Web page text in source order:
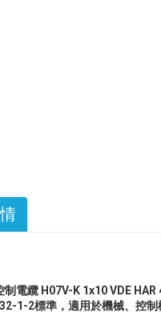
制電纜 H07V-K 1x10 VDE
1-2標準，適用於機械、控